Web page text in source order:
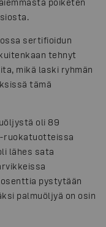
sertifioidun
tehnyt
mikä laski ryhmän
tämä
oli 89
ruokatuotteissa
lähes sata
pystytään
palmuöljyä on osin